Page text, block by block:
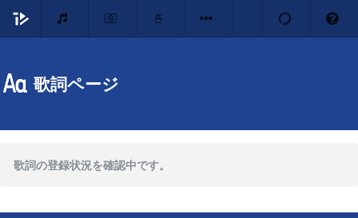
歌詞ページ
歌詞の登録状況を確認中です。